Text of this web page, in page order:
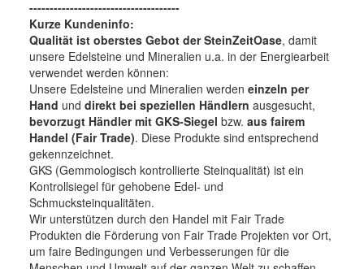
-------------------------------------
Kurze Kundeninfo:
Qualität ist oberstes Gebot der SteinZeitOase, damit
unsere Edelsteine und Mineralien u.a. in der Energiearbeit
verwendet werden können:
Unsere Edelsteine und Mineralien werden einzeln per
Hand und direkt bei speziellen Händlern ausgesucht,
bevorzugt Händler mit GKS-Siegel bzw. aus fairem
Handel (Fair Trade). Diese Produkte sind entsprechend
gekennzeichnet.
GKS (Gemmologisch kontrollierte Steinqualität) ist ein
Kontrollsiegel für gehobene Edel- und
Schmucksteinqualitäten.
Wir unterstützen durch den Handel mit Fair Trade
Produkten die Förderung von Fair Trade Projekten vor Ort,
um faire Bedingungen und Verbesserungen für die